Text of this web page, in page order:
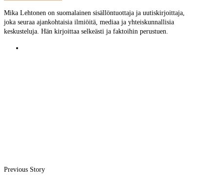
Mika Lehtonen on suomalainen sisällöntuottaja ja uutiskirjoittaja,
joka seuraa ajankohtaisia ilmiöitä, mediaa ja yhteiskunnallisia
keskusteluja. Hän kirjoittaa selkeästi ja faktoihin perustuen.
Previous Story